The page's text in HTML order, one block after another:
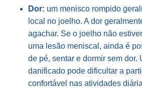
Dor: um menisco rompido
local no joelho. A dor
agachar. Se o joelho não
uma lesão meniscal, ainda é
de pé, sentar e dormir sem dor.
danificado pode dificultar a
confortável nas atividades